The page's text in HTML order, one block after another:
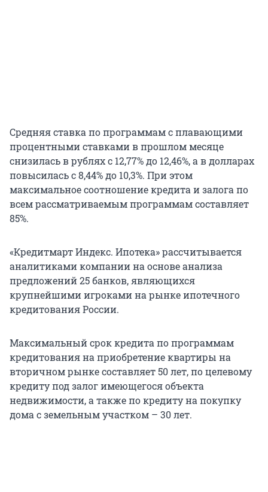
Средняя ставка по программам с плавающими
процентными ставками в прошлом месяце
снизилась в рублях с 12,77% до 12,46%, а в долларах
повысилась с 8,44% до 10,3%. При этом
максимальное соотношение кредита и залога по
всем рассматриваемым программам составляет
85%.
«Кредитмарт Индекс. Ипотека» рассчитывается
аналитиками компании на основе анализа
предложений 25 банков, являющихся
крупнейшими игроками на рынке ипотечного
кредитования России.
Максимальный срок кредита по программам
кредитования на приобретение квартиры на
вторичном рынке составляет 50 лет, по целевому
кредиту под залог имеющегося объекта
недвижимости, а также по кредиту на покупку
дома с земельным участком – 30 лет.